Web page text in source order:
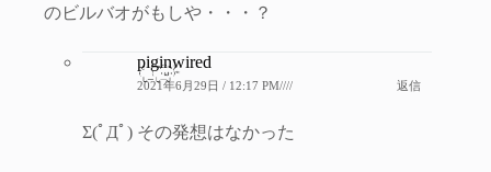
のビルバオがもしや・・・？
piginwired
2021年6月29日 / 12:17 PM//// 返信
Σ(ﾟДﾟ) その発想はなかった